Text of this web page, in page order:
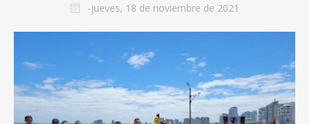
-jueves, 18 de noviembre de 2021